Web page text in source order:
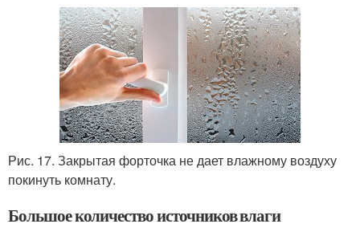
Рис. 17. Закрытая форточка не дает влажному воздуху
покинуть комнату.
Большое количество источников влаги